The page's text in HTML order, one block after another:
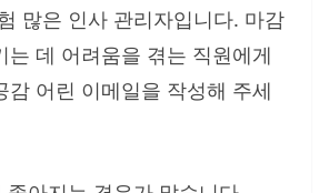
많은 인사 관리자입니다. 마감
는 데 어려움을 겪는 직원에게
감 어린 이메일을 작성해 주세